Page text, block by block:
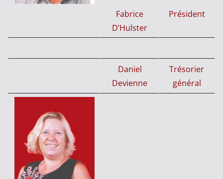
Fabrice
D’Hulster
Président
Daniel
Devienne
Trésorier
général